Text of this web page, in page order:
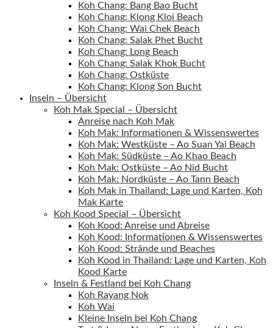
Koh Chang: Bang Bao Bucht
Koh Chang: Klong Kloi Beach
Koh Chang: Wai Chek Beach
Koh Chang: Salak Phet Bucht
Koh Chang: Long Beach
Koh Chang: Salak Khok Bucht
Koh Chang: Ostküste
Koh Chang: Klong Son Bucht
Inseln – Übersicht
Koh Mak Special – Übersicht
Anreise nach Koh Mak
Koh Mak: Informationen & Wissenswertes
Koh Mak: Westküste – Ao Suan Yai Beach
Koh Mak: Südküste – Ao Khao Beach
Koh Mak: Ostküste – Ao Nid Bucht
Koh Mak: Nordküste – Ao Tann Beach
Koh Mak in Thailand: Lage und Karten, Koh
Mak Karte
Koh Kood Special – Übersicht
Koh Kood: Anreise und Abreise
Koh Kood: Informationen & Wissenswertes
Koh Kood: Strände und Beaches
Koh Kood in Thailand: Lage und Karten, Koh
Kood Karte
Inseln & Festland bei Koh Chang
Koh Rayang Nok
Koh Wai
Kleine Inseln bei Koh Chang